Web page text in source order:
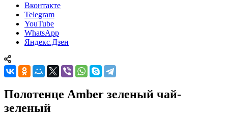
Вконтакте
Telegram
YouTube
WhatsApp
Яндекс.Дзен
Полотенце Amber зеленый чай-
зеленый